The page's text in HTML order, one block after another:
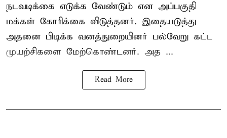
நடவடிக்கை எடுக்க வேண்டும் என அப்பகுதி
மக்கள் கோரிக்கை விடுத்தனர். இதையடுத்து
அதனை பிடிக்க வனத்துறையினர் பல்வேறு கட்ட
முயற்சிகளை மேற்கொண்டனர். அத ...
Read More